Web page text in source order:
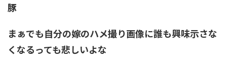
豚
まぁでも自分の嫁のハメ撮り画像に誰も興味示さな
くなるっても悲しいよな